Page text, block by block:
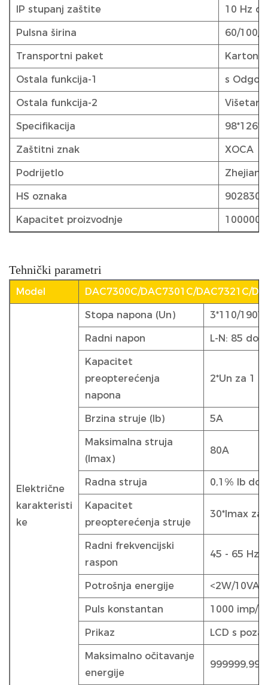
IP stupanj zaštite 10 Hz
Pulsna širina 60/100/
Transportni paket
Ostala funkcija-1 s
Ostala funkcija-2
Specifikacija
Zaštitni znak XOCA
Podrijetlo
HS oznaka
Kapacitet proizvodnje
Tehnički parametri
Model DAC7300C/DAC7301C/DAC7321C/
Električne
karakteristi
ke
Stopa napona (Un) 3*110/
Radni napon L-N: 85 do
Kapacitet
preopterećenja
napona
2*Un za 1
Brzina struje (Ib) 5A
Maksimalna struja
(Imax)
80A
Radna struja 0,1% Ib do
Kapacitet
preopterećenja struje
30*Imax za
Radni frekvencijski
raspon
45 - 65 Hz
Potrošnja energije <2W/10VA
Puls konstantan 1000 imp/
Prikaz LCD s
Maksimalno očitavanje
energije
999999,99